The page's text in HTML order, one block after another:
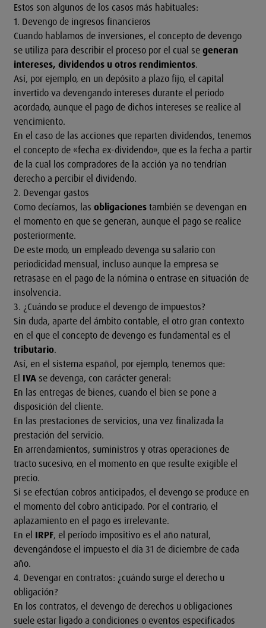
Estos son algunos de los casos más habituales:
1. Devengo de ingresos financieros
Cuando hablamos de inversiones, el concepto de devengo
se utiliza para describir el proceso por el cual segeneran
intereses, dividendos u otros rendimientos.
Así, por ejemplo, en un depósito a plazo fijo, el capital
invertido va devengando intereses durante el periodo
acordado, aunque el pago de dichos intereses se realice al
vencimiento.
En el caso de las acciones que reparten dividendos, tenemos
el concepto de «fecha ex-dividendo», que es la fecha a partir
de la cual los compradores de la acción ya no tendrían
derecho a percibir el dividendo.
2. Devengar gastos
Como decíamos, las obligacionestambién se devengan en
el momento en que se generan, aunque el pago se realice
posteriormente.
De este modo, un empleado devenga su salario con
periodicidad mensual, incluso aunque la empresa se
retrasase en el pago de la nómina o entrase en situación de
insolvencia.
3. ¿Cuándo se produce el devengo de impuestos?
Sin duda, aparte del ámbito contable, el otro gran contexto
en el que el concepto de devengo es fundamental es el
tributario.
Así, en el sistema español, por ejemplo, tenemos que:
El IVA se devenga, con carácter general:
En las entregas de bienes, cuando el bien se pone a
disposición del cliente.
En las prestaciones de servicios, una vez finalizada la
prestación del servicio.
En arrendamientos, suministros y otras operaciones de
tracto sucesivo, en el momento en que resulte exigible el
precio.
Si se efectúan cobros anticipados, el devengo se produce en
el momento del cobro anticipado. Por el contrario, el
aplazamiento en el pago es irrelevante.
En el IRPF, el período impositivo es el año natural,
devengándose el impuesto el día 31 de diciembre de cada
año.
4. Devengar en contratos: ¿cuándo surge el derecho u
obligación?
En los contratos, el devengo de derechos u obligaciones
suele estar ligado a condiciones o eventos especificados